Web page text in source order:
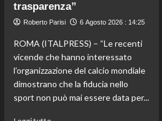
trasparenza”
Roberto Parisi 6 Agosto 2026 : 14:25
ROMA (ITALPRESS) – “Le recenti
vicende che hanno interessato
l’organizzazione del calcio mondiale
dimostrano che la fiducia nello
sport non può mai essere data per...